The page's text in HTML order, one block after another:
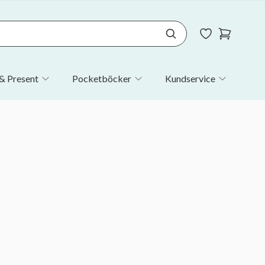
Present Pocketböcker Kundservice